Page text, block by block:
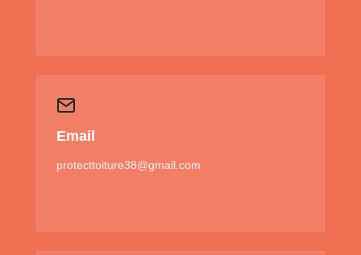
Email
protecttoiture38@gmail.com